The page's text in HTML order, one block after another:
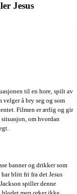
Jesus
til en hore, spilt av
velger å bry seg og som
Filmen er ærlig og gir
om hvordan
banner og drikker som
blitt fri fra det Jesus
spiller denne